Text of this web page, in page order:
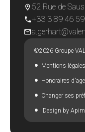
52 Rue de
+33 3 89 46
©2026 Groupe
Mentions légales
Honoraires
Changer ses
Design by